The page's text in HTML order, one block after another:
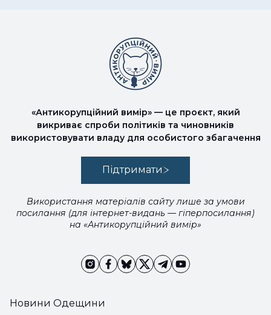
Новини Одещини
«Антикорупційний вимір» — це проєкт, який
викриває спроби політиків та чиновників
використовувати владу для особистого збагачення
Підтримати
Використання матеріалів сайту лише за умови
посилання (для інтернет-видань — гіперпосилання)
на «Антикорупційний вимір»